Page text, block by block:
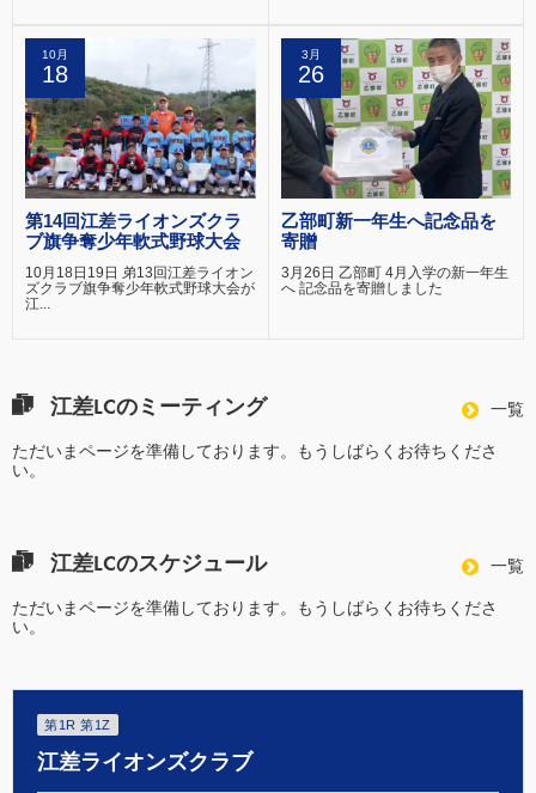
10月
18
第14回江差ライオンズクラ
ブ旗争奪少年軟式野球大会
10月18日19日 弟13回江差ライオン
ズクラブ旗争奪少年軟式野球大会が
江...
3月
26
乙部町新一年生へ記念品を
寄贈
3月26日 乙部町 4月入学の新一年生
へ 記念品を寄贈しました
江差LCのミーティング 一覧
ただいまページを準備しております。もうしばらくお待ちくださ
い。
江差LCのスケジュール 一覧
ただいまページを準備しております。もうしばらくお待ちくださ
い。
第1R 第1Z
江差ライオンズクラブ